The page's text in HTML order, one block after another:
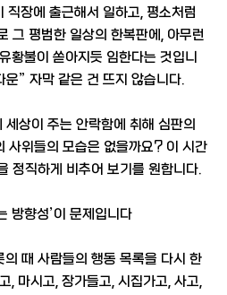
직장에 출근해서 일하고, 평소처럼
그 평범한 일상의 한복판에, 아무런
황불이 쏟아지듯 임한다는 것입니
운” 자막 같은 건 뜨지 않습니다.
상이 주는 안락함에 취해 심판의
사위들의 모습은 없을까요? 이 시간
정직하게 비추어 보기를 원합니다.
방향성’이 문제입니다
때 사람들의 행동 목록을 다시 한
, 마시고, 장가들고, 시집가고, 사고,